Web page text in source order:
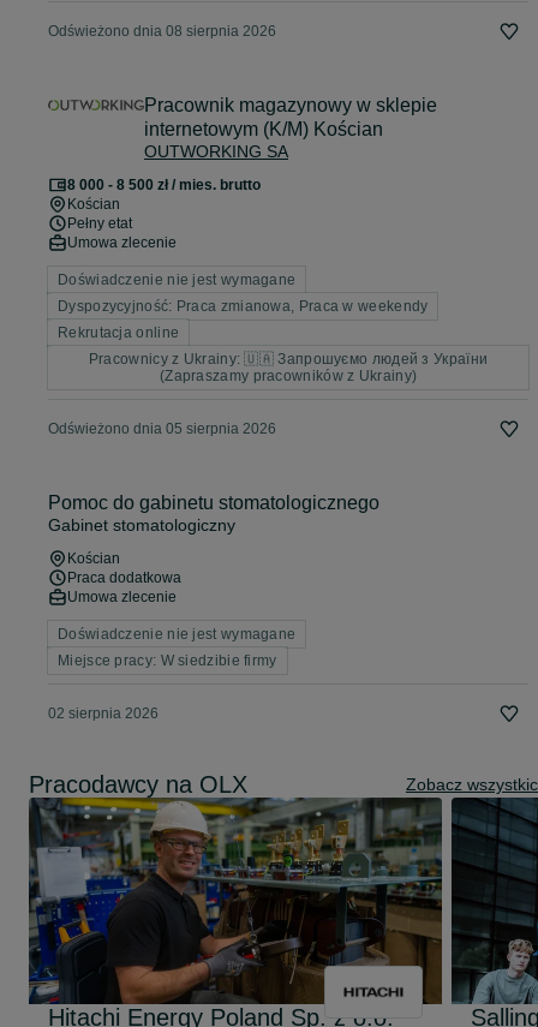
Odświeżono dnia 08 sierpnia 2026
Pracownik magazynowy w sklepie
internetowym (K/M) Kościan
OUTWORKING SA
8 000 - 8 500 zł / mies. brutto
Kościan
Pełny etat
Umowa zlecenie
Doświadczenie nie jest wymagane
Dyspozycyjność: Praca zmianowa, Praca w weekendy
Rekrutacja online
Pracownicy z Ukrainy: 🇺🇦 Запрошуємо людей з України
(Zapraszamy pracowników z Ukrainy)
Odświeżono dnia 05 sierpnia 2026
Pomoc do gabinetu stomatologicznego
Gabinet stomatologiczny
Kościan
Praca dodatkowa
Umowa zlecenie
Doświadczenie nie jest wymagane
Miejsce pracy: W siedzibie firmy
02 sierpnia 2026
Pracodawcy na OLX Zobacz
Hitachi Energy Poland Sp. z o.o.